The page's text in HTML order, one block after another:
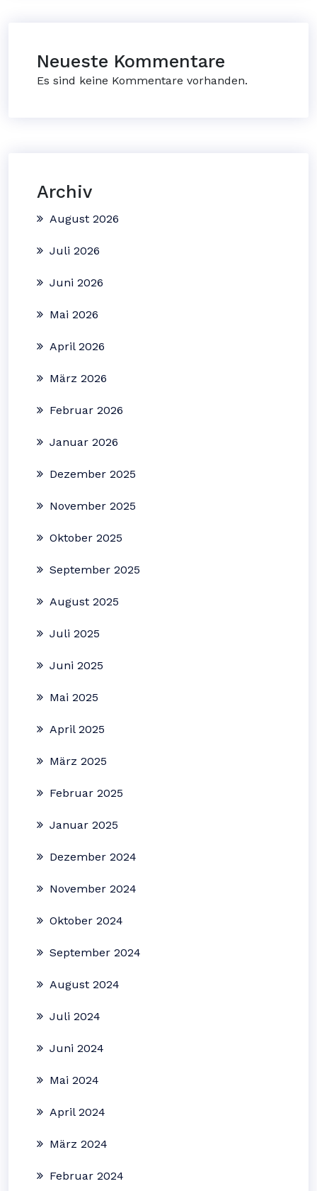
Neueste Kommentare
Es sind keine Kommentare vorhanden.
Archiv
August 2026
Juli 2026
Juni 2026
Mai 2026
April 2026
März 2026
Februar 2026
Januar 2026
Dezember 2025
November 2025
Oktober 2025
September 2025
August 2025
Juli 2025
Juni 2025
Mai 2025
April 2025
März 2025
Februar 2025
Januar 2025
Dezember 2024
November 2024
Oktober 2024
September 2024
August 2024
Juli 2024
Juni 2024
Mai 2024
April 2024
März 2024
Februar 2024